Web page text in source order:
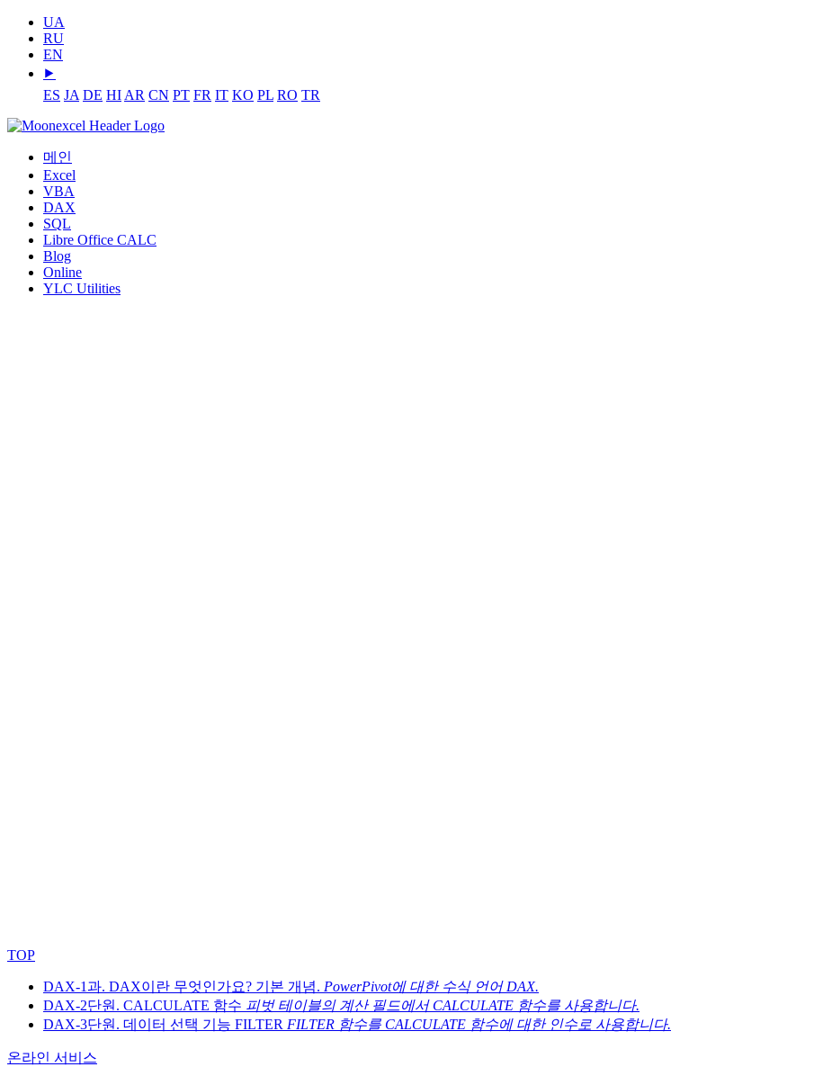
UA
RU
EN
⯈
ES JA DE HI AR CN PT FR IT KO PL RO TR
메인
Excel
VBA
DAX
SQL
Libre Office CALC
Blog
Online
YLC Utilities
TOP
DAX-1과. DAX이란 무엇인가요? 기본 개념. PowerPivot에 대한 수식 언어 DAX.
DAX-2단원. CALCULATE 함수 피벗 테이블의 계산 필드에서 CALCULATE 함수를 사용합니다.
DAX-3단원. 데이터 선택 기능 FILTER FILTER 함수를 CALCULATE 함수에 대한 인수로 사용합니다.
온라인 서비스